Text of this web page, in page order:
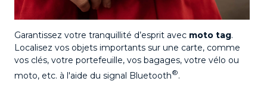
Garantissez votre tranquillité d’esprit avec moto tag.
Localisez vos objets importants sur une carte, comme
vos clés, votre portefeuille, vos bagages, votre vélo ou
moto, etc. à l'aide du signal Bluetooth®.